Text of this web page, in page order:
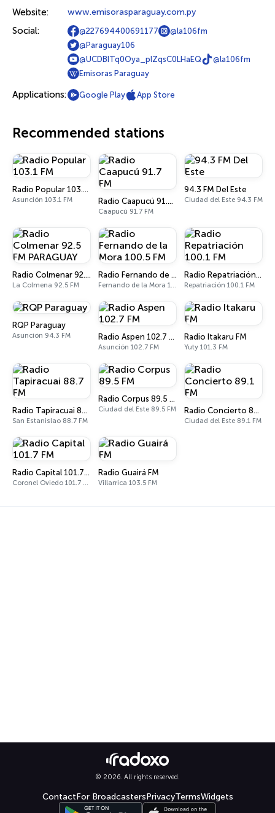
Website: www.emisorasparaguay.com.py
Social: @227694400691177
@la106fm
@Paraguay106
@UCDBITq0Oya_plZqsC0LHaEQ
@la106fm
Emisoras Paraguay
Applications: Google Play App Store
Recommended stations
Radio Popular 103.1 FM
Asunción 103.1 FM Radio Caapucú 91.7 FM
Caapucú 91.7 FM
94.3 FM Del Este
Ciudad del Este 94.3 FM
Radio Colmenar 92.5 FM PARAGUAY
La Colmena 92.5 FM
Radio Fernando de la Mora 100.5 FM
Fernando de la Mora 100.5 FM
Radio Repatriación 100.1 FM
Repatriación 100.1 FM
RQP Paraguay
Asunción 94.3 FM Radio Aspen 102.7 FM
Asunción 102.7 FM
Radio Itakaru FM
Yuty 101.3 FM
Radio Tapiracuai 88.7 FM
San Estanislao 88.7 FM
Radio Corpus 89.5 FM
Ciudad del Este 89.5 FM Radio Concierto 89.1 FM
Ciudad del Este 89.1 FM
Radio Capital 101.7 FM
Coronel Oviedo 101.7 FM
Radio Guairá FM
Villarrica 103.5 FM
© 2026. All rights reserved.
ContactFor BroadcastersPrivacyTermsWidgets